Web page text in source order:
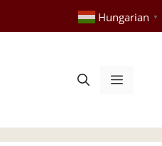
Hungarian ▼
Menü